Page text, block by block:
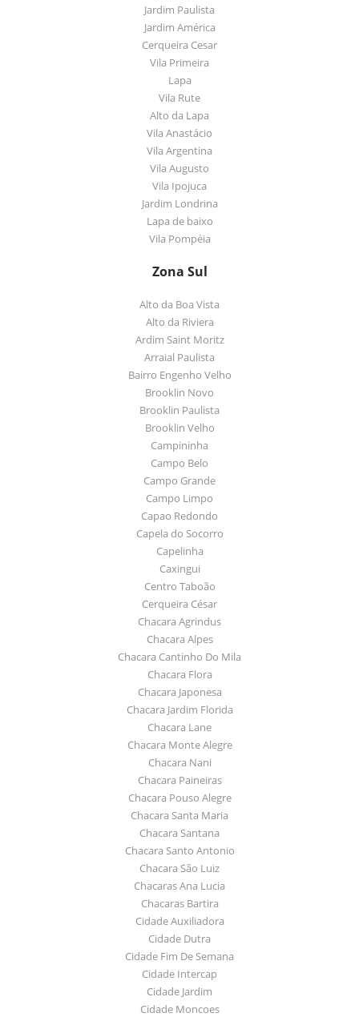
Jardim Paulista
Jardim América
Cerqueira Cesar
Vila Primeira
Lapa
Vila Rute
Alto da Lapa
Vila Anastácio
Vila Argentina
Vila Augusto
Vila Ipojuca
Jardim Londrina
Lapa de baixo
Vila Pompéia
Zona Sul
Alto da Boa Vista
Alto da Riviera
Ardim Saint Moritz
Arraial Paulista
Bairro Engenho Velho
Brooklin Novo
Brooklin Paulista
Brooklin Velho
Campininha
Campo Belo
Campo Grande
Campo Limpo
Capao Redondo
Capela do Socorro
Capelinha
Caxingui
Centro Taboão
Cerqueira César
Chacara Agrindus
Chacara Alpes
Chacara Cantinho Do Mila
Chacara Flora
Chacara Japonesa
Chacara Jardim Florida
Chacara Lane
Chacara Monte Alegre
Chacara Nani
Chacara Paineiras
Chacara Pouso Alegre
Chacara Santa Maria
Chacara Santana
Chacara Santo Antonio
Chacara São Luiz
Chacaras Ana Lucia
Chacaras Bartira
Cidade Auxiliadora
Cidade Dutra
Cidade Fim De Semana
Cidade Intercap
Cidade Jardim
Cidade Moncoes